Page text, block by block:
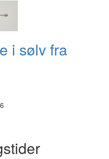
i sølv fra